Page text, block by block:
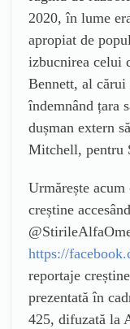
2020, în lume
apropiat de
izbucnirea celui
Bennett, al
îndemnând țara
dușman extern
Mitchell, pentru
Urmărește
creștine
https://
reportaje
prezentată în
425, difuzată la